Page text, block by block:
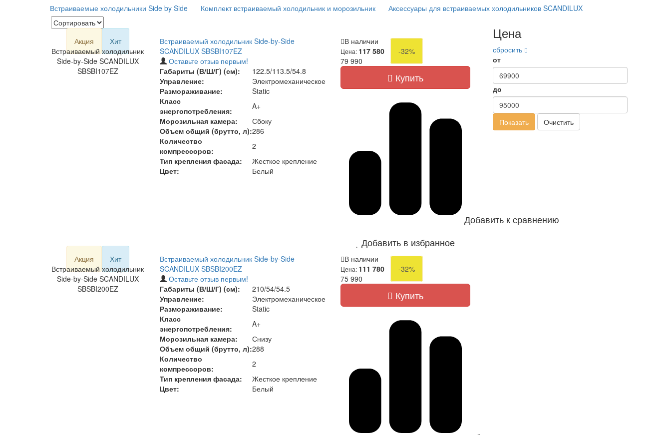
Встраиваемые холодильники Side by Side Комплект встраиваемый холодильник и морозильник Аксессуары для встраиваемых холодильников SCANDILUX
Акция
Хит
Встраиваемый холодильник
Side-by-Side SCANDILUX
SBSBI107EZ
Встраиваемый холодильник Side-by-Side
SCANDILUX SBSBI107EZ
Оставьте отзыв первым!
Габариты (В/Ш/Г) (см):
122.5/113.5/54.8
Управление:
Электромеханическое
Размораживание:
Static
Класс
энергопотребления:
A+
Морозильная камера:
Сбоку
Объем общий (брутто, л):286
Количество
компрессоров:
2
Тип крепления фасада:
Жесткое крепление
Цвет:
Белый
В наличии
Цена: 117 580
-32%
79 990
Купить
Добавить к сравнению
Добавить в избранное
Акция
Хит
Встраиваемый холодильник
Side-by-Side SCANDILUX
SBSBI200EZ
Встраиваемый холодильник Side-by-Side
SCANDILUX SBSBI200EZ
Оставьте отзыв первым!
Габариты (В/Ш/Г) (см):
210/54/54.5
Управление:
Электромеханическое
Размораживание:
Static
Класс
энергопотребления:
A+
Морозильная камера:
Снизу
Объем общий (брутто, л):288
Количество
компрессоров:
2
Тип крепления фасада:
Жесткое крепление
Цвет:
Белый
В наличии
Цена: 111 780
-32%
75 990
Купить
Цена
сбросить
от
до
Показать Очистить